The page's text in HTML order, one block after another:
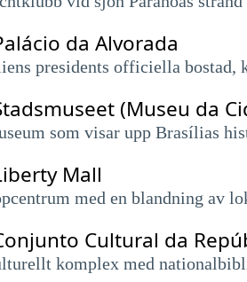
da Alvorada
presidents officiella bostad,
(Museu da
som visar upp Brasílias
Mall
med en blandning av
Cultural da
komplex med